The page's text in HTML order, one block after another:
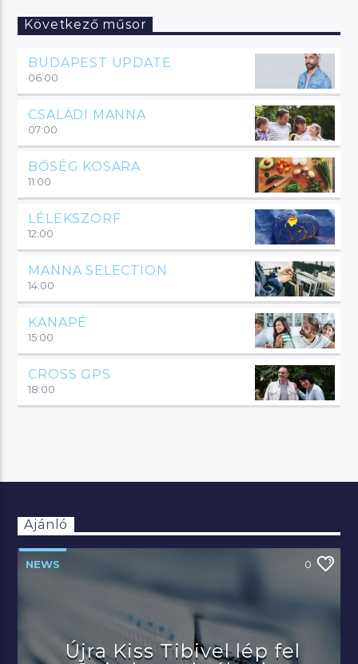
Következő műsor
BUDAPEST UPDATE
06:00
CSALÁDI MANNA
07:00
BŐSÉG KOSARA
11:00
LÉLEKSZÖRF
12:00
MANNA SELECTION
14:00
KANAPÉ
15:00
CROSS GPS
18:00
Ajánló
NEWS 0
Újra Kiss Tibivel lép fel